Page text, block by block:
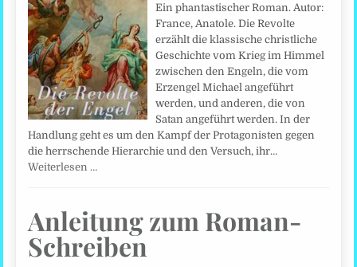
Ein phantastischer Roman. Autor:
France, Anatole. Die Revolte
erzählt die klassische christliche
Geschichte vom Krieg im Himmel
zwischen den Engeln, die vom
Erzengel Michael angeführt
werden, und anderen, die von
Satan angeführt werden. In der
Handlung geht es um den Kampf der Protagonisten gegen
die herrschende Hierarchie und den Versuch, ihr…
Weiterlesen …
Anleitung zum Roman-
Schreiben